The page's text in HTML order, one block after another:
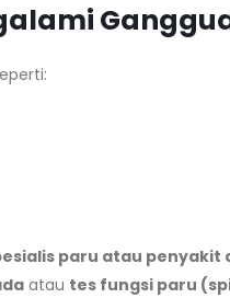
paru atau penyakit
atau tes fungsi paru